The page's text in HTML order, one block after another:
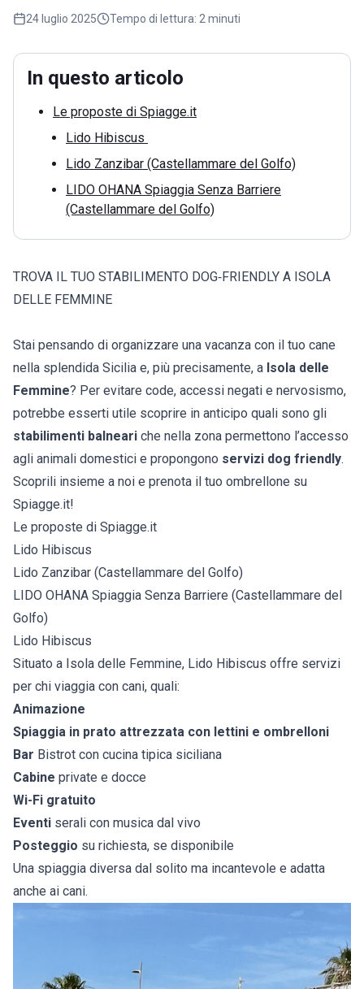
24 luglio 2025 Tempo di lettura: 2 minuti
In questo articolo
Le proposte di Spiagge.it
Lido Hibiscus
Lido Zanzibar (Castellammare del Golfo)
LIDO OHANA Spiaggia Senza Barriere
(Castellammare del Golfo)
TROVA IL TUO STABILIMENTO DOG‑FRIENDLY A ISOLA
DELLE FEMMINE
Stai pensando di organizzare una vacanza con il tuo cane
nella splendida Sicilia e, più precisamente, a Isola delle
Femmine? Per evitare code, accessi negati e nervosismo,
potrebbe esserti utile scoprire in anticipo quali sono gli
stabilimenti balneari che nella zona permettono l’accesso
agli animali domestici e propongono servizi dog friendly.
Scoprili insieme a noi e prenota il tuo ombrellone su
Spiagge.it!
Le proposte di Spiagge.it
Lido Hibiscus
Lido Zanzibar (Castellammare del Golfo)
LIDO OHANA Spiaggia Senza Barriere (Castellammare del
Golfo)
Lido Hibiscus
Situato a Isola delle Femmine, Lido Hibiscus offre servizi
per chi viaggia con cani, quali:
Animazione
Spiaggia in prato attrezzata con lettini e ombrelloni
Bar Bistrot con cucina tipica siciliana
Cabine private e docce
Wi-Fi gratuito
Eventi serali con musica dal vivo
Posteggio su richiesta, se disponibile
Una spiaggia diversa dal solito ma incantevole e adatta
anche ai cani.